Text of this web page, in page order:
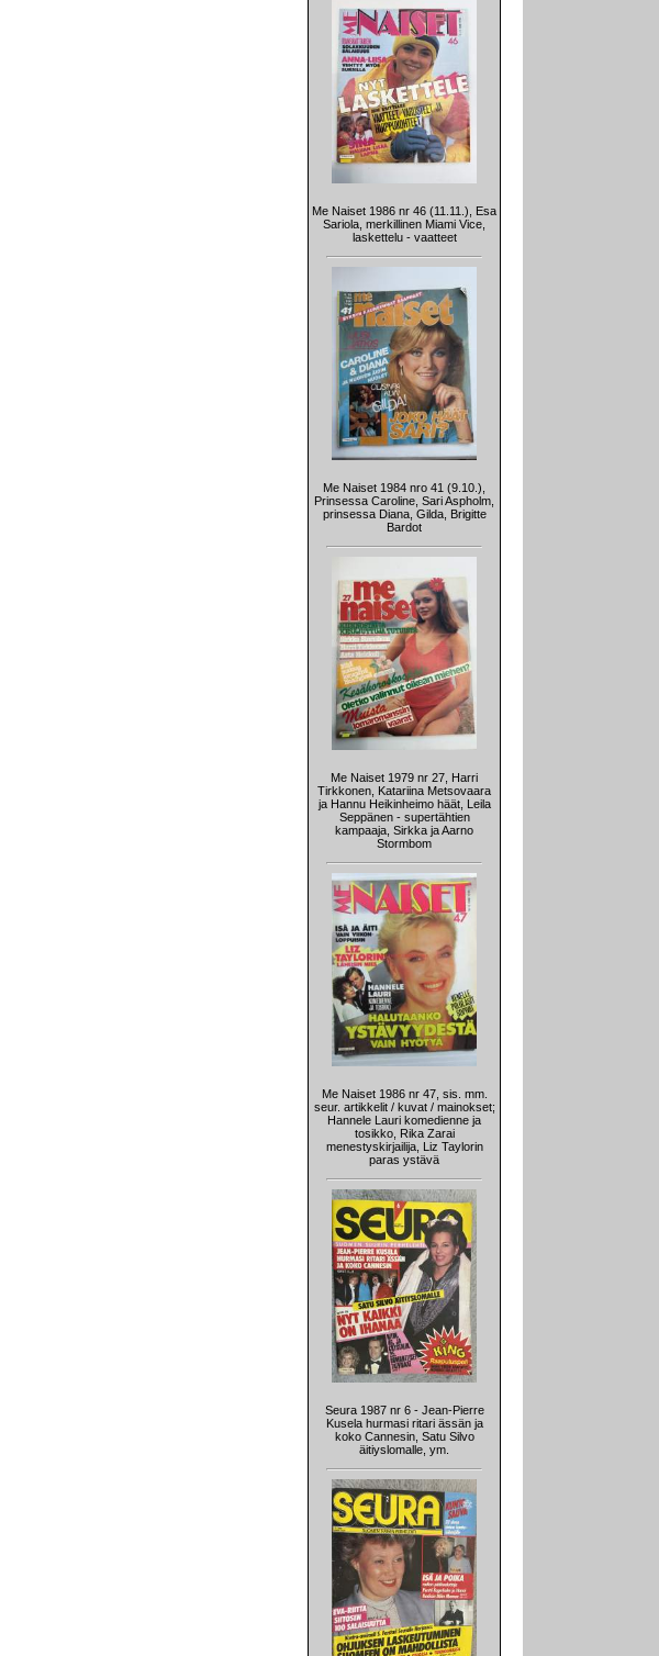
Me Naiset 1986 nr 46 (11.11.), Esa
Sariola, merkillinen Miami Vice,
laskettelu - vaatteet
Me Naiset 1984 nro 41 (9.10.),
Prinsessa Caroline, Sari Aspholm,
prinsessa Diana, Gilda, Brigitte
Bardot
Me Naiset 1979 nr 27, Harri
Tirkkonen, Katariina Metsovaara
ja Hannu Heikinheimo häät, Leila
Seppänen - supertähtien
kampaaja, Sirkka ja Aarno
Stormbom
Me Naiset 1986 nr 47, sis. mm.
seur. artikkelit / kuvat / mainokset;
Hannele Lauri komedienne ja
tosikko, Rika Zarai
menestyskirjailija, Liz Taylorin
paras ystävä
Seura 1987 nr 6 - Jean-Pierre
Kusela hurmasi ritari ässän ja
koko Cannesin, Satu Silvo
äitiyslomalle, ym.